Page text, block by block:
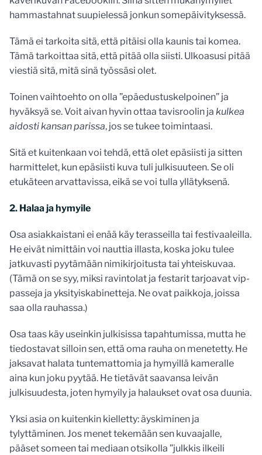
hammastahnat suupielessä jonkun somepäivityksessä.
Tämä ei tarkoita sitä, että pitäisi olla kaunis tai komea.
Tämä tarkoittaa sitä, että pitää olla siisti. Ulkoasusi pitää
viestiä sitä, mitä sinä työssäsi olet.
Toinen vaihtoehto on olla ”epäedustuskelpoinen” ja
hyväksyä se. Voit aivan hyvin ottaa tavisroolin ja kulkea
aidosti kansan parissa, jos se tukee toimintaasi.
Sitä et kuitenkaan voi tehdä, että olet epäsiisti ja sitten
harmittelet, kun epäsiisti kuva tuli julkisuuteen. Se oli
etukäteen arvattavissa, eikä se voi tulla yllätyksenä.
2. Halaa ja hymyile
Osa asiakkaistani ei enää käy terasseilla tai festivaaleilla.
He eivät nimittäin voi nauttia illasta, koska joku tulee
jatkuvasti pyytämään nimikirjoitusta tai yhteiskuvaa.
(Tämä on se syy, miksi ravintolat ja festarit tarjoavat vip-
passeja ja yksityiskabinetteja. Ne ovat paikkoja, joissa
saa olla rauhassa.)
Osa taas käy useinkin julkisissa tapahtumissa, mutta he
tiedostavat silloin sen, että oma rauha on menetetty. He
jaksavat halata tuntemattomia ja hymyillä kameralle
aina kun joku pyytää. He tietävät saavansa leivän
julkisuudesta, joten hymyily ja halaukset ovat osa duunia.
Yksi asia on kuitenkin kielletty: äyskiminen ja
tylyttäminen. Jos menet tekemään sen kuvaajalle,
pääset someen tai mediaan otsikolla ”julkkis ilkeili